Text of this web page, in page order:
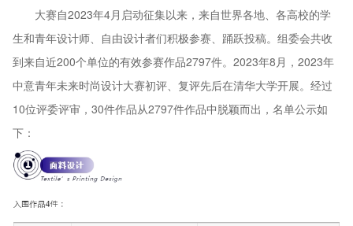
大赛自2023年4月启动征集以来，来自世界各地、各高校的学
生和青年设计师、自由设计者们积极参赛、踊跃投稿。组委会共收
到来自近200个单位的有效参赛作品2797件。2023年8月，2023年
中意青年未来时尚设计大赛初评、复评先后在清华大学开展。经过
10位评委评审，30件作品从2797件作品中脱颖而出，名单公示如
下：